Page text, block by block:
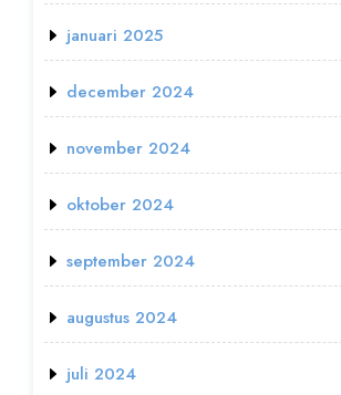
januari 2025
december 2024
november 2024
oktober 2024
september 2024
augustus 2024
juli 2024